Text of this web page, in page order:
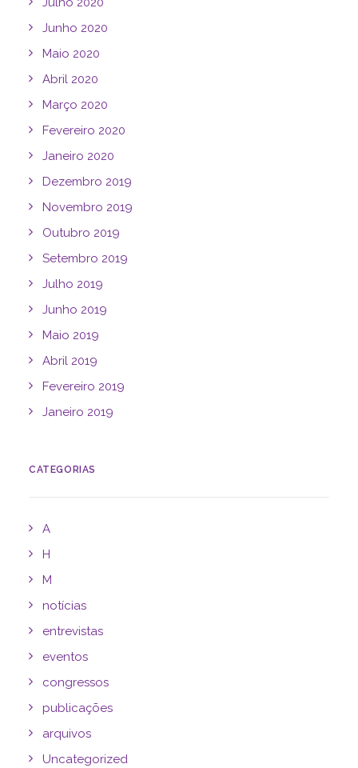
Junho 2020
Maio 2020
Abril 2020
Março 2020
Fevereiro 2020
Janeiro 2020
Dezembro 2019
Novembro 2019
Outubro 2019
Setembro 2019
Julho 2019
Junho 2019
Maio 2019
Abril 2019
Fevereiro 2019
Janeiro 2019
CATEGORIAS
A
H
M
notícias
entrevistas
eventos
congressos
publicações
arquivos
Uncategorized